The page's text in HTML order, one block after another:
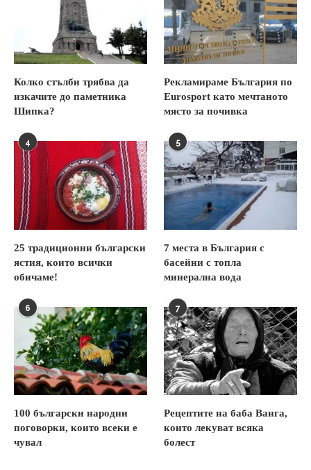
Колко стълби трябва да
изкачите до паметника
Шипка?
Рекламираме България по
Eurosport като мечтаното
място за почивка
4
25 традиционни български
ястия, които всички
обичаме!
5
7 места в България с
басейни с топла
минерална вода
6
100 български народни
поговорки, които всеки е
чувал
7
Рецептите на баба Ванга,
които лекуват всяка
болест